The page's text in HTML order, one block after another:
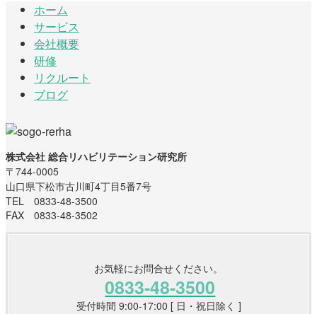
ホーム
サービス
会社概要
研修
リクルート
ブログ
株式会社 総合リハビリテーション研究所
〒744-0005
山口県下松市古川町4丁目5番7号
TEL 0833-48-3500
FAX 0833-48-3502
お気軽にお問合せください。
0833-48-3500
受付時間 9:00-17:00 [ 日・祝日除く ]